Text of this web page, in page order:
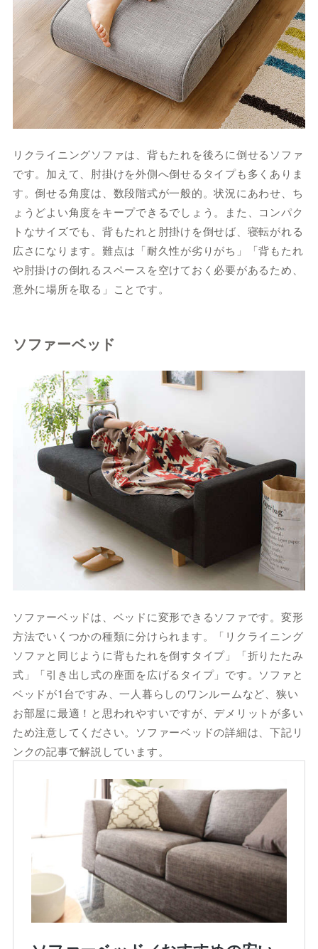
リクライニングソファは、背もたれを後ろに倒せるソファ
です。加えて、肘掛けを外側へ倒せるタイプも多くありま
す。倒せる角度は、数段階式が一般的。状況にあわせ、ち
ょうどよい角度をキープできるでしょう。また、コンパク
トなサイズでも、背もたれと肘掛けを倒せば、寝転がれる
広さになります。難点は「耐久性が劣りがち」「背もたれ
や肘掛けの倒れるスペースを空けておく必要があるため、
意外に場所を取る」ことです。
ソファーベッド
ソファーベッドは、ベッドに変形できるソファです。変形
方法でいくつかの種類に分けられます。「リクライニング
ソファと同じように背もたれを倒すタイプ」「折りたたみ
式」「引き出し式の座面を広げるタイプ」です。ソファと
ベッドが1台ですみ、一人暮らしのワンルームなど、狭い
お部屋に最適！と思われやすいですが、デメリットが多い
ため注意してください。ソファーベッドの詳細は、下記リ
ンクの記事で解説しています。